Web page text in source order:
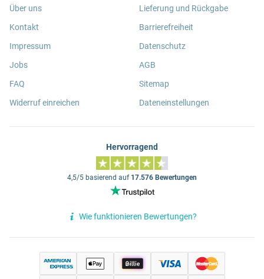
Über uns
Kontakt
Impressum
Jobs
FAQ
Widerruf einreichen
Lieferung und Rückgabe
Barrierefreiheit
Datenschutz
AGB
Sitemap
Dateneinstellungen
Hervorragend
4,5/5 basierend auf 17.576 Bewertungen
Wie funktionieren Bewertungen?